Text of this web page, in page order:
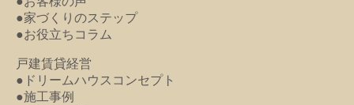
●家づくりのステップ
●お役立ちコラム
戸建賃貸経営
●ドリームハウスコンセプト
●施工事例